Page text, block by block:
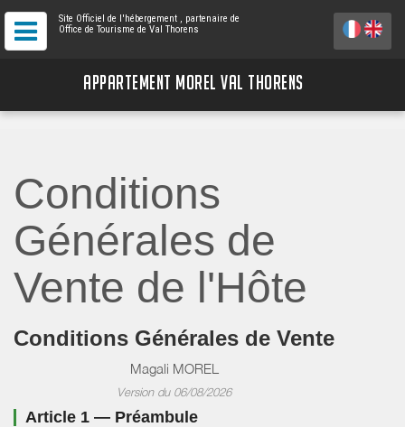
Site Officiel de l'hébergement , partenaire de
Office de Tourisme de Val Thorens
APPARTEMENT MOREL VAL THORENS
Conditions
Générales de
Vente de l'Hôte
Conditions Générales de Vente
Magali MOREL
Version du 06/08/2026
Article 1 — Préambule